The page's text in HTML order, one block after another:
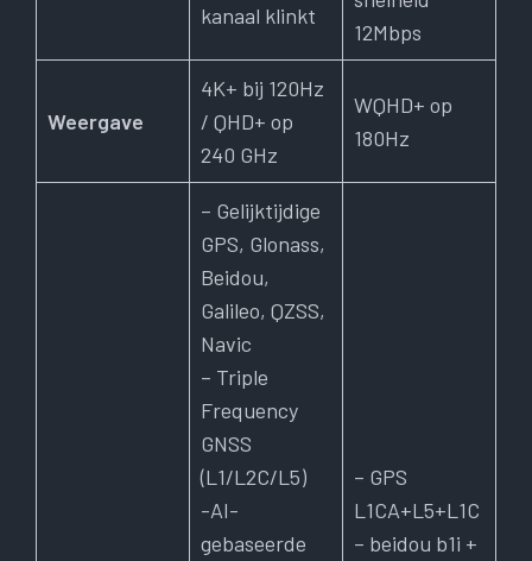
kanaal klinkt
12Mbps
Weergave
4K+ bij 120Hz
/ QHD+ op
240 GHz
WQHD+ op
180Hz
– Gelijktijdige
GPS, Glonass,
Beidou,
Galileo, QZSS,
Navic
– Triple
Frequency
GNSS
(L1/L2C/L5)
-AI-
gebaseerde
– GPS
L1CA+L5+L1C
– beidou b1i +